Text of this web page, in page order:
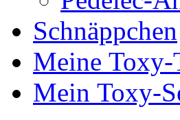
Schnäppchen
Meine Toxy-
Mein Toxy-